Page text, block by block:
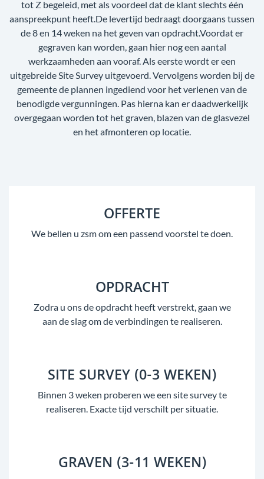
tot Z begeleid, met als voordeel dat de klant slechts één
aanspreekpunt heeft.De levertijd bedraagt doorgaans tussen
de 8 en 14 weken na het geven van opdracht.Voordat er
gegraven kan worden, gaan hier nog een aantal
werkzaamheden aan vooraf. Als eerste wordt er een
uitgebreide Site Survey uitgevoerd. Vervolgens worden bij de
gemeente de plannen ingediend voor het verlenen van de
benodigde vergunningen. Pas hierna kan er daadwerkelijk
overgegaan worden tot het graven, blazen van de glasvezel
en het afmonteren op locatie.
OFFERTE
We bellen u zsm om een passend voorstel te doen.
OPDRACHT
Zodra u ons de opdracht heeft verstrekt, gaan we
aan de slag om de verbindingen te realiseren.
SITE SURVEY (0-3 WEKEN)
Binnen 3 weken proberen we een site survey te
realiseren. Exacte tijd verschilt per situatie.
GRAVEN (3-11 WEKEN)